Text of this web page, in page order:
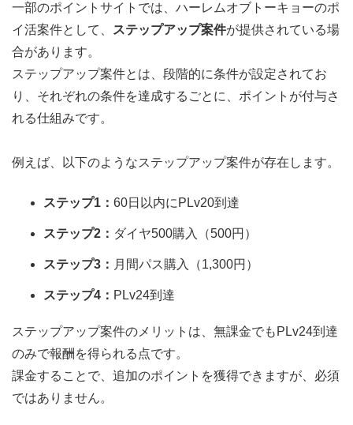
一部のポイントサイトでは、ハーレムオブトーキョーのポ
イ活案件として、
ステップアップ案件が提供されている場
合があります。
ステップアップ案件とは、段階的に条件が設定されてお
り、それぞれの条件を達成するごとに、ポイントが付与さ
れる仕組みです。
例えば、以下のようなステップアップ案件が存在します。
ステップ1： 60日以内にPLv20到達
ステップ2： ダイヤ500購入（500円）
ステップ3： 月間パス購入（1,300円）
ステップ4： PLv24到達
ステップアップ案件のメリットは、無課金でもPLv24到達
のみで報酬を得られる点です。
課金することで、追加のポイントを獲得できますが、必須
ではありません。